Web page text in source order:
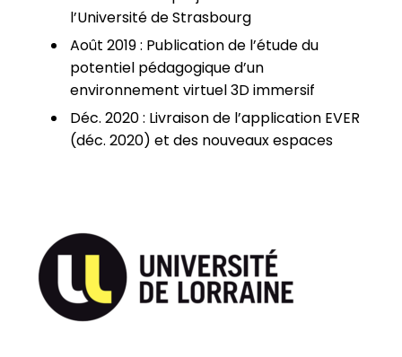
l’Université de Strasbourg
Août 2019 : Publication de l’étude du
potentiel pédagogique d’un
environnement virtuel 3D immersif
Déc. 2020 : Livraison de l’application EVER
(déc. 2020) et des nouveaux espaces